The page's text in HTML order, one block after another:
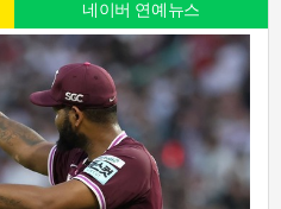
네이버 연예뉴스